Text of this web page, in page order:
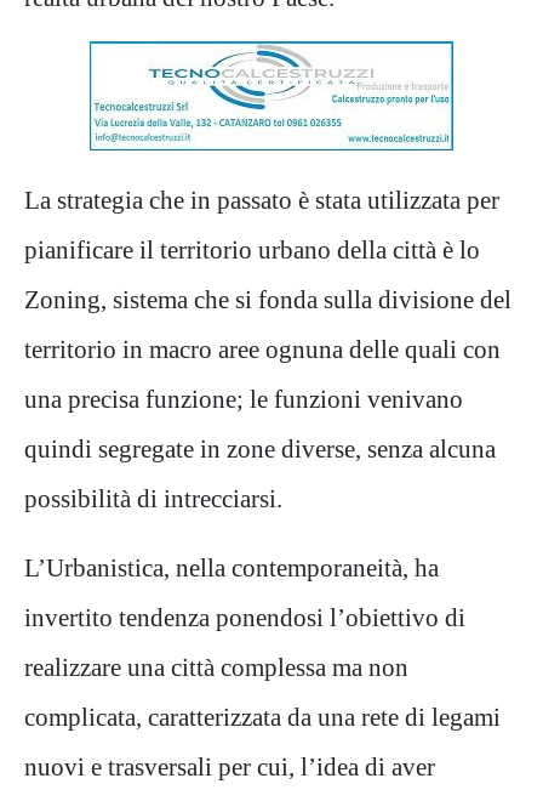
La strategia che in passato è stata utilizzata per
pianificare il territorio urbano della città è lo
Zoning, sistema che si fonda sulla divisione del
territorio in macro aree ognuna delle quali con
una precisa funzione; le funzioni venivano
quindi segregate in zone diverse, senza alcuna
possibilità di intrecciarsi.
L’Urbanistica, nella contemporaneità, ha
invertito tendenza ponendosi l’obiettivo di
realizzare una città complessa ma non
complicata, caratterizzata da una rete di legami
nuovi e trasversali per cui, l’idea di aver